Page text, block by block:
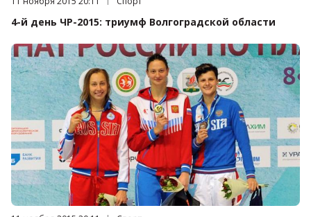
4-й день ЧР-2015: триумф Волгоградской области